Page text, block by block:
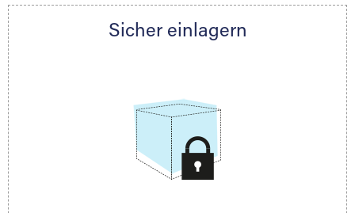
persönlich hinsichtlich Lagervolumen und zu
Sicher einlagern